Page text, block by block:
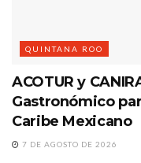
QUINTANA ROO
ACOTUR y
Gastronómico
Caribe Mexicano
7 DE AGOSTO DE 2026